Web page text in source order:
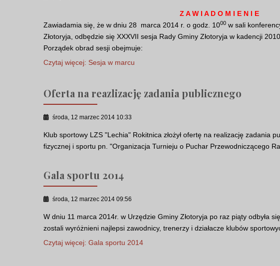
Z A W I A D O M I E N I E
Zawiadamia się, że w dniu 28 marca 2014 r. o godz. 1000 w sali
Złotoryja, odbędzie się XXXVII sesja Rady Gminy Złotoryja w kadencji
Porządek obrad sesji obejmuje:
Czytaj więcej: Sesja w marcu
Oferta na reazlizację zadania publicznego
środa, 12 marzec 2014 10:33
Klub sportowy LZS "Lechia" Rokitnica złożył ofertę na realizację zadania
fizycznej i sportu pn. "Organizacja Turnieju o Puchar Przewodniczącego
Gala sportu 2014
środa, 12 marzec 2014 09:56
W dniu 11 marca 2014r. w Urzędzie Gminy Złotoryja po raz piąty odbyła
zostali wyróżnieni najlepsi zawodnicy, trenerzy i działacze klubów
Czytaj więcej: Gala sportu 2014